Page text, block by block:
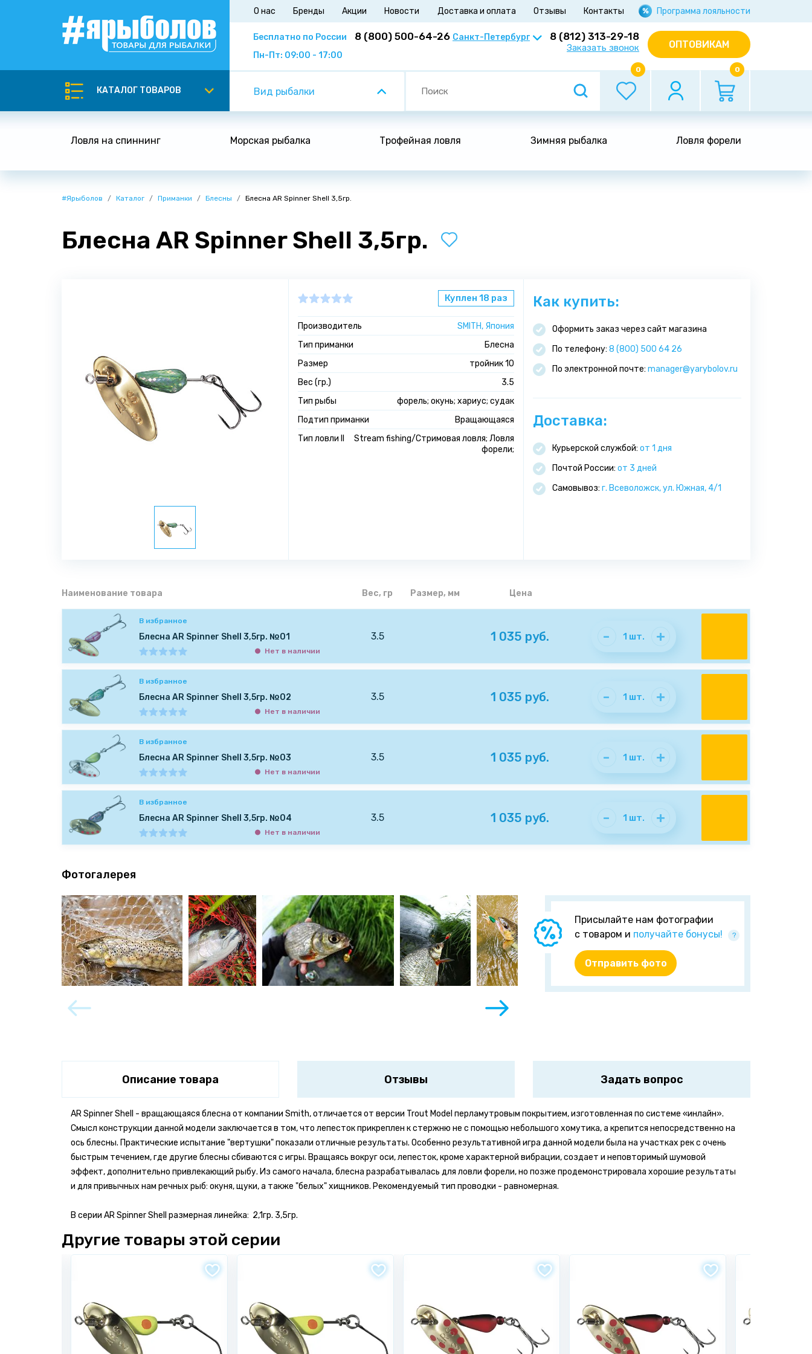
О нас Бренды Акции Новости Доставка и оплата Отзывы Контакты Программа лояльности
Бесплатно по России 8 (800) 500-64-26
Пн-Пт: 09:00 - 17:00
8 (812) 313-29-18
Заказать звонок ОПТОВИКАМ
КАТАЛОГ ТОВАРОВ Вид рыбалки
0 0
Ловля на спиннинг Морская рыбалка Трофейная ловля Зимняя рыбалка Ловля форели
#Ярыболов Каталог Приманки Блесны Блесна AR Spinner Shell 3,5гр.
Блесна AR Spinner Shell 3,5гр.
Куплен 18 раз
Производитель
SMITH, Япония
Тип приманки
Блесна
Размер
тройник 10
Вес (гр.)
3.5
Тип рыбы
форель; окунь; хариус; судак
Подтип приманки
Вращающаяся
Тип ловли II
Stream fishing/Стримовая ловля; Ловля
форели;
Как купить:
Оформить заказ через сайт магазина
По телефону: 8 (800) 500 64 26
По электронной почте: manager@yarybolov.ru
Доставка:
Курьерской службой: от 1 дня
Почтой России: от 3 дней
Самовывоз: г. Всеволожск, ул. Южная, 4/1
Наименование товара Вес, гр Размер, мм Цена
В избранное
Блесна AR Spinner Shell 3,5гр. №01
Нет в наличии
3.5 1 035 руб. - 1 шт. +
В избранное
Блесна AR Spinner Shell 3,5гр. №02
Нет в наличии
3.5 1 035 руб. - 1 шт. +
В избранное
Блесна AR Spinner Shell 3,5гр. №03
Нет в наличии
3.5 1 035 руб. - 1 шт. +
В избранное
Блесна AR Spinner Shell 3,5гр. №04
Нет в наличии
3.5 1 035 руб. - 1 шт. +
Фотогалерея
Присылайте нам фотографии
с товаром и получайте бонусы! ?
Отправить фото
Описание товара Отзывы Задать вопрос
AR Spinner Shell - вращающаяся блесна от компании Smith, отличается от версии Trout Model перламутровым покрытием, изготовленная по системе «инлайн».
Смысл конструкции данной модели заключается в том, что лепесток прикреплен к стержню не с помощью небольшого хомутика, а крепится непосредственно на
ось блесны. Практические испытание "вертушки" показали отличные результаты. Особенно результативной игра данной модели была на участках рек с очень
быстрым течением, где другие блесны сбиваются с игры. Вращаясь вокруг оси, лепесток, кроме характерной вибрации, создает и неповторимый шумовой
эффект, дополнительно привлекающий рыбу. Из самого начала, блесна разрабатывалась для ловли форели, но позже продемонстрировала хорошие результаты
и для привычных нам речных рыб: окуня, щуки, а также "белых" хищников. Рекомендуемый тип проводки - равномерная.
В серии AR Spinner Shell размерная линейка: 2,1гр. 3,5гр.
Бонусы за отзыв!
Напиши качественный отзыв от 500 знаков и размести фото товара -
получи 150 бонусов на свой счет
#Ярыболов
Бонусные баллы начисляются только за отзывы на продукцию SMITH.
Электронная почта *
Другие товары этой серии